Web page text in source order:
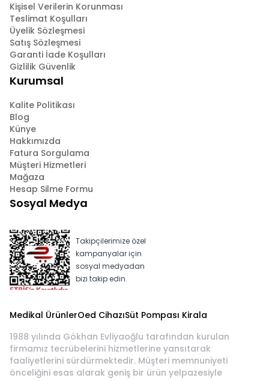
Kişisel Verilerin Korunması
Teslimat Koşulları
Üyelik Sözleşmesi
Satış Sözleşmesi
Garanti İade Koşulları
Gizlilik Güvenlik
Kurumsal
Kalite Politikası
Blog
Künye
Hakkımızda
Fatura Sorgulama
Müşteri Hizmetleri
Mağaza
Hesap Silme Formu
Sosyal Medya
Takipçilerimize özel
kampanyalar için
sosyal medyadan
bizi takip edin.
Medikal ÜrünlerOed CihazıSüt Pompası Kirala
1988 yılında Gökhan Evliyaoğlu tarafından kurulan
firmamız tecrübelerini hizmetlerine yansıtarak
faaliyetlerini sürdürmektedir. Müşteri memnuniyeti
önceliğini esas alarak geniş bir ürün yelpazesiyle